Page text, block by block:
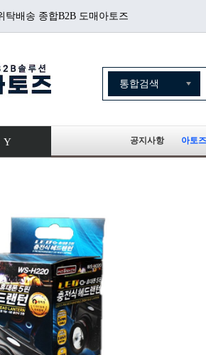
탁배송 종합B2B 도매아토즈
공지사항 아토